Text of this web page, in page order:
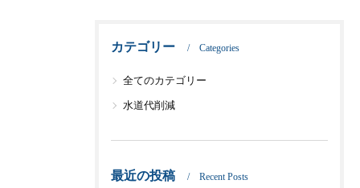
カテゴリー Categories
全てのカテゴリー
水道代削減
最近の投稿 Recent Posts